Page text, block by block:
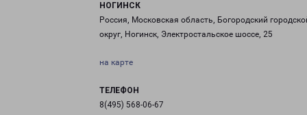
НОГИНСК
Россия, Московская область, Богородский
округ, Ногинск, Электростальское шоссе, 25
на карте
ТЕЛЕФОН
8(495) 568-06-67